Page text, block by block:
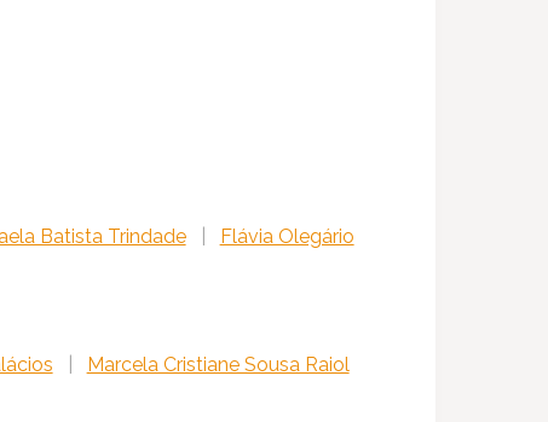
Batista Trindade
Flávia Olegário
Marcela Cristiane Sousa Raiol